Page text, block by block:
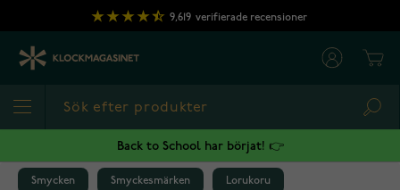
Hoppa till innehållet
9,619 verifierade recensioner
Back to School har börjat! 👉
Smycken Smyckesmärken Lorukoru